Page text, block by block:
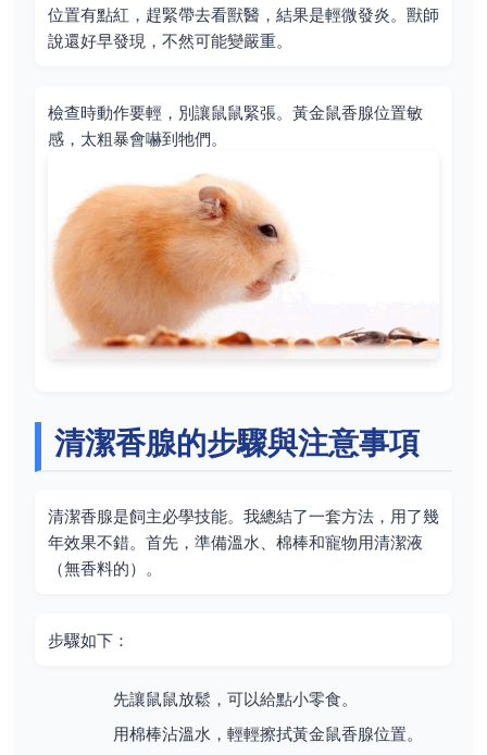
位置有點紅，趕緊帶去看獸醫，結果是輕微發炎。獸師
說還好早發現，不然可能變嚴重。
檢查時動作要輕，別讓鼠鼠緊張。黃金鼠香腺位置敏
感，太粗暴會嚇到牠們。
清潔香腺的步驟與注意事項
清潔香腺是飼主必學技能。我總結了一套方法，用了幾
年效果不錯。首先，準備溫水、棉棒和寵物用清潔液
（無香料的）。
步驟如下：
先讓鼠鼠放鬆，可以給點小零食。
用棉棒沾溫水，輕輕擦拭黃金鼠香腺位置。